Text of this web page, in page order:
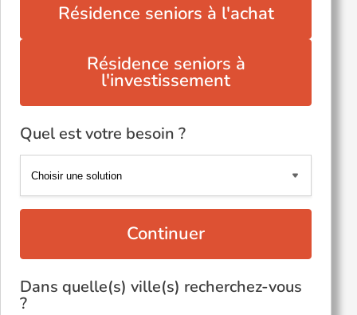
Résidence seniors à l'achat
Résidence seniors à
l'investissement
Quel est votre besoin ?
Continuer
Dans quelle(s) ville(s) recherchez-vous
?